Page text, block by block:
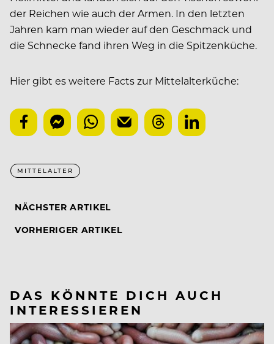
der Reichen wie auch der Armen. In den letzten
Jahren kam man wieder auf den Geschmack und
die Schnecke fand ihren Weg in die Spitzenküche.
Hier gibt es weitere Facts zur Mittelalterküche:
MITTELALTER
NÄCHSTER ARTIKEL
VORHERIGER ARTIKEL
DAS KÖNNTE DICH AUCH
INTERESSIEREN